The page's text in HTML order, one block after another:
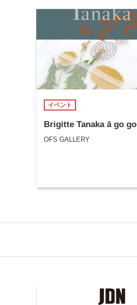
イベント
Brigitte Tanaka ā go go
OFS GALLERY